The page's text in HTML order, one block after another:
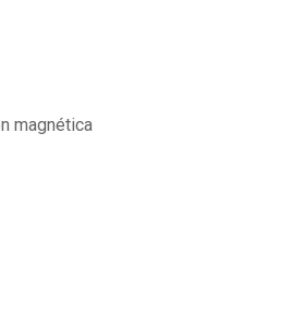
magnética